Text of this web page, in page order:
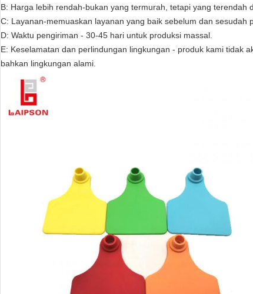
B: Harga lebih rendah-bukan yang termurah, tetapi yang terendah
C: Layanan-memuaskan layanan yang baik sebelum dan sesudah
D: Waktu pengiriman - 30-45 hari untuk produksi massal.
E: Keselamatan dan perlindungan lingkungan - produk kami tidak
bahkan lingkungan alami.